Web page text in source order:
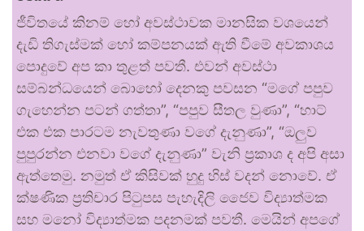
ජීවිතයේ කිනම් හෝ අවස්ථාවක මානසික වශයෙන්
දැඩි තිගැස්මක් හෝ කම්පනයක් ඇති වීමේ අවකාශය
පොදුවේ අප කා තුළත් පවතී. එවන් අවස්ථා
සම්බන්ධයෙන් බොහෝ දෙනකු පවසන “මගේ පපුව
ගැහෙන්න පටන් ගත්තා”, “පපුව සීතල වුණා”, “හාට්
එක එක පාරටම නැවතුණා වගේ දැනුණා”, “ඔලුව
පුපුරන්න එනවා වගේ දැනුණා” වැනි ප්‍රකාශ ද අපි අසා
ඇත්තෙමු. නමුත් ඒ කිසිවක් හුදු හිස් වදන් නොවේ. ඒ
ක්ෂණික ප්‍රතිචාර පිටුපස පැහැදිලි ජෛව විද්‍යාත්මක
සහ මනෝ විද්‍යාත්මක පදනමක් පවතී. මෙයින් අපගේ